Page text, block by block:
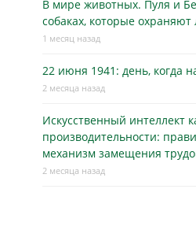
В мире животных. Пуля и
собаках, которые
1 месяц назад
22 июня 1941: день, когда
2 месяца назад
Искусственный интеллект
производительности:
механизм замещения
2 месяца назад